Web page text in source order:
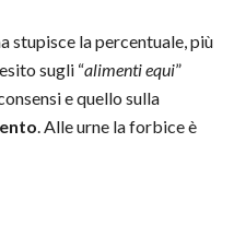
stupisce la percentuale, più
sugli “alimenti equi”
e quello sulla
. Alle urne la forbice è